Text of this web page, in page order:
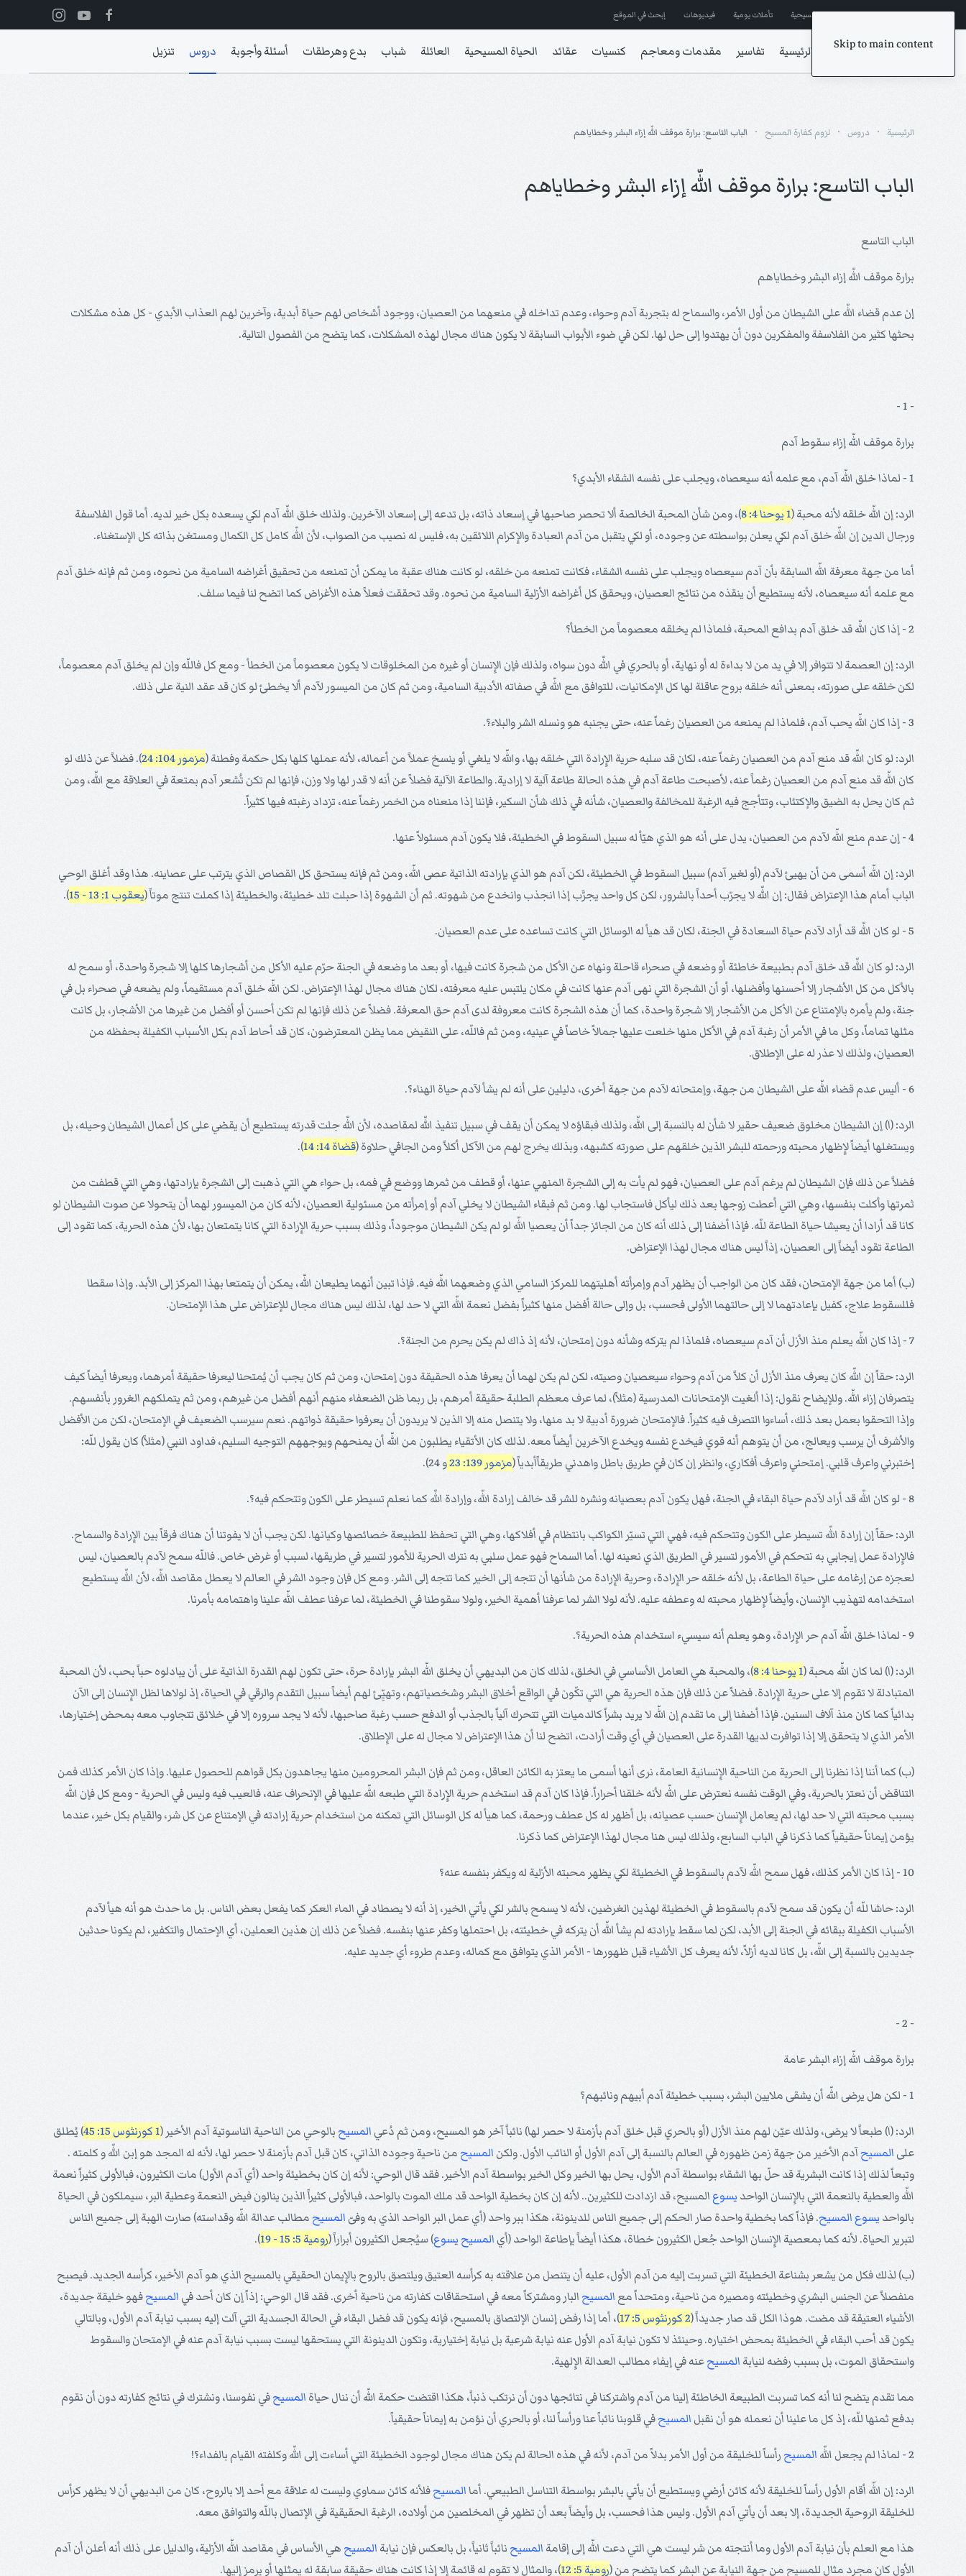
Skip to main content
إشترك في المراسلات ترانيم مسيحية تأملات يومية فيديوهات إبحث في الموقع
الرئيسية تفاسير مقدمات ومعاجم كنسيات عقائد الحياة المسيحية العائلة شباب بدع وهرطقات أسئلة وأجوبة دروس تنزيل
الرئيسية دروس لزوم كفارة المسيح الباب التاسع: برارة موقف اللّه إزاء البشر وخطاياهم
الباب التاسع: برارة موقف اللّه إزاء البشر وخطاياهم
الباب التاسع
برارة موقف اللّه إزاء البشر وخطاياهم
إن عدم قضاء اللّه على الشيطان من أول الأمر، والسماح له بتجربة آدم وحواء، وعدم تداخله في منعهما من العصيان، ووجود أشخاص لهم حياة أبدية، وآخرين لهم العذاب الأبدي - كل هذه مشكلات
بحثها كثير من الفلاسفة والمفكرين دون أن يهتدوا إلى حل لها. لكن في ضوء الأبواب السابقة لا يكون هناك مجال لهذه المشكلات، كما يتضح من الفصول التالية.
- 1 -
برارة موقف اللّه إزاء سقوط آدم
1 - لماذا خلق اللّه آدم، مع علمه أنه سيعصاه، ويجلب على نفسه الشقاء الأبدي؟
الرد: إن اللّه خلقه لأنه محبة (1 يوحنا 4: 8
)، ومن شأن المحبة الخالصة ألا تحصر صاحبها في إسعاد ذاته، بل تدعه إلى إسعاد الآخرين. ولذلك خلق اللّه آدم لكي يسعده بكل خير لديه. أما قول الفلاسفة
ورجال الدين إن اللّه خلق آدم لكي يعلن بواسطته عن وجوده، أو لكي يتقبل من آدم العبادة والإِكرام اللائقين به، فليس له نصيب من الصواب، لأن اللّه كامل كل الكمال ومستغن بذاته كل الإستغناء.
أما من جهة معرفة اللّه السابقة بأن آدم سيعصاه ويجلب على نفسه الشقاء، فكانت تمنعه من خلقه، لو كانت هناك عقبة ما يمكن أن تمنعه من تحقيق أغراضه السامية من نحوه، ومن ثم فإنه خلق آدم
مع علمه أنه سيعصاه، لأنه يستطيع أن ينقذه من نتائج العصيان، ويحقق كل أغراضه الأزلية السامية من نحوه. وقد تحققت فعلاً هذه الأغراض كما اتضح لنا فيما سلف.
2 - إذا كان اللّه قد خلق آدم بدافع المحبة، فلماذا لم يخلقه معصوماً من الخطأ؟
الرد: إن العصمة لا تتوافر إلا في يد من لا بداءة له أو نهاية، أو بالحري في اللّه دون سواه، ولذلك فإن الإِنسان أو غيره من المخلوقات لا يكون معصوماً من الخطأ - ومع كل فاللّه وإن لم يخلق آدم معصوماً،
لكن خلقه على صورته، بمعنى أنه خلقه بروح عاقلة لها كل الإمكانيات، للتوافق مع اللّه في صفاته الأدبية السامية، ومن ثم كان من الميسور لآدم ألا يخطئ لو كان قد عقد النية على ذلك.
3 - إذا كان اللّه يحب آدم، فلماذا لم يمنعه من العصيان رغماً عنه، حتى يجنبه هو ونسله الشر والبلاء؟.
الرد: لو كان اللّه قد منع آدم من العصيان رغماً عنه، لكان قد سلبه حرية الإِرادة التي خلقه بها، واللّه لا يلغي أو ينسخ عملاً من أعماله، لأنه عملها كلها بكل حكمة وفطنة (مزمور 104: 24
). فضلاً عن ذلك لو
كان اللّه قد منع آدم من العصيان رغماً عنه، لأصبحت طاعة آدم في هذه الحالة طاعة آلية لا إرادية. والطاعة الآلية فضلاً عن أنه لا قدر لها ولا وزن، فإنها لم تكن تُشعر آدم بمتعة في العلاقة مع اللّه، ومن
ثم كان يحل به الضيق والإكتئاب، وتتأجج فيه الرغبة للمخالفة والعصيان، شأنه في ذلك شأن السكير، فإننا إذا منعناه من الخمر رغماً عنه، تزداد رغبته فيها كثيراً.
4 - إن عدم منع اللّه لآدم من العصيان، يدل على أنه هو الذي هيّأ له سبيل السقوط في الخطيئة، فلا يكون آدم مسئولاً عنها.
الرد: إن اللّه أسمى من أن يهيئ لآدم (أو لغير آدم) سبيل السقوط في الخطيئة، لكن آدم هو الذي بإرادته الذاتية عصى اللّه، ومن ثم فإنه يستحق كل القصاص الذي يترتب على عصاينه. هذا وقد أغلق الوحي
الباب أمام هذا الإعتراض فقال: إن اللّه لا يجرّب أحداً بالشرور، لكن كل واحد يجرَّب إذا انجذب وانخدع من شهوته. ثم أن الشهوة إذا حبلت تلد خطيئة، والخطيئة إذا كملت تنتج موتاً (يعقوب 1: 13 - 15 ).
5 - لو كان اللّه قد أراد لآدم حياة السعادة في الجنة، لكان قد هيأ له الوسائل التي كانت تساعده على عدم العصيان.
الرد: لو كان اللّه قد خلق آدم بطبيعة خاطئة أو وضعه في صحراء قاحلة ونهاه عن الأكل من شجرة كانت فيها، أو بعد ما وضعه في الجنة حرّم عليه الأكل من أشجارها كلها إلا شجرة واحدة، أو سمح له
بالأكل من كل الأشجار إلا أحسنها وأفضلها، أو أن الشجرة التي نهى آدم عنها كانت في مكان يلتبس عليه معرفته، لكان هناك مجال لهذا الإعتراض. لكن اللّه خلق آدم مستقيماً، ولم يضعه في صحراء بل في
جنة، ولم يأمره بالإمتناع عن الأكل من الأشجار إلا شجرة واحدة، كما أن هذه الشجرة كانت معروفة لدى آدم حق المعرفة. فضلاً عن ذلك فإنها لم تكن أحسن أو أفضل من غيرها من الأشجار، بل كانت
مثلها تماماً، وكل ما في الأمر أن رغبة آدم في الأكل منها خلعت عليها جمالاً خاصاً في عينيه، ومن ثم فاللّه، على النقيض مما يظن المعترضون، كان قد أحاط آدم بكل الأسباب الكفيلة بحفظه من
العصيان، ولذلك لا عذر له على الإطلاق.
6 - أليس عدم قضاء اللّه على الشيطان من جهة، وإمتحانه لآدم من جهة أخرى، دليلين على أنه لم يشأ لآدم حياة الهناء؟.
الرد: (ا) إن الشيطان مخلوق ضعيف حقير لا شأن له بالنسبة إلى اللّه، ولذلك فبقاؤه لا يمكن أن يقف في سبيل تنفيذ اللّه لمقاصده، لأن اللّه جلت قدرته يستطيع أن يقضي على كل أعمال الشيطان وحيله، بل
ويستغلها أيضاً لإِظهار محبته ورحمته للبشر الذين خلقهم على صورته كشبهه، وبذلك يخرج لهم من الآكل أكلاً ومن الجافي حلاوة (قضاة 14: 14 ).
فضلاً عن ذلك فإن الشيطان لم يرغم آدم على العصيان، فهو لم يأت به إلى الشجرة المنهي عنها، أو قطف من ثمرها ووضع في فمه، بل حواء هي التي ذهبت إلى الشجرة بإرادتها، وهي التي قطفت من
ثمرتها وأكلت بنفسها، وهي التي أعطت زوجها بعد ذلك ليأكل فاستجاب لها. ومن ثم فبقاء الشيطان لا يخلي آدم أو إمرأته من مسئولية العصيان، لأنه كان من الميسور لهما أن يتحولا عن صوت الشيطان لو
كانا قد أرادا أن يعيشا حياة الطاعة للّه. فإذا أضفنا إلى ذلك أنه كان من الجائز جداً أن يعصيا اللّه لو لم يكن الشيطان موجوداً، وذلك بسبب حرية الإِرادة التي كانا يتمتعان بها، لأن هذه الحرية، كما تقود إلى
الطاعة تقود أيضاً إلى العصيان، إذاً ليس هناك مجال لهذا الإعتراض.
(ب) أما من جهة الإمتحان، فقد كان من الواجب أن يظهر آدم وإمرأته أهليتهما للمركز السامي الذي وضعهما اللّه فيه. فإذا تبين أنهما يطيعان اللّه، يمكن أن يتمتعا بهذا المركز إلى الأبد. وإذا سقطا
فللسقوط علاج، كفيل بإعادتهما لا إلى حالتهما الأولى فحسب، بل وإلى حالة أفضل منها كثيراً بفضل نعمة اللّه التي لا حد لها، لذلك ليس هناك مجال للإعتراض على هذا الإمتحان.
7 - إذا كان اللّه يعلم منذ الأزل أن آدم سيعصاه، فلماذا لم يتركه وشأنه دون إمتحان، لأنه إذ ذاك لم يكن يحرم من الجنة؟.
الرد: حقاً إن اللّه كان يعرف منذ الأزل أن كلاً من آدم وحواء سيعصيان وصيته، لكن لم يكن لهما أن يعرفا هذه الحقيقة دون إمتحان، ومن ثم كان يجب أن يُمتحنا ليعرفا حقيقة أمرهما، ويعرفا أيضاً كيف
يتصرفان إزاء اللّه. وللإيضاح نقول: إذا ألغيت الإمتحانات المدرسية (مثلاً)، لما عرف معظم الطلبة حقيقة أمرهم، بل ربما ظن الضعفاء منهم أنهم أفضل من غيرهم، ومن ثم يتملكهم الغرور بأنفسهم.
وإذا التحقوا بعمل بعد ذلك، أساءوا التصرف فيه كثيراً. فالإمتحان ضرورة أدبية لا بد منها، ولا يتنصل منه إلا الذين لا يريدون أن يعرفوا حقيقة ذواتهم. نعم سيرسب الضعيف في الإمتحان، لكن من الأفضل
والأشرف أن يرسب ويعالج، من أن يتوهم أنه قوي فيخدع نفسه ويخدع الآخرين أيضاً معه. لذلك كان الأتقياء يطلبون من اللّه أن يمنحهم ويوجههم التوجيه السليم، فداود النبي (مثلاً) كان يقول للّه:
إختبرني واعرف قلبي. إمتحني واعرف أفكاري، وانظر إن كان فيّ طريق باطل واهدني طريقاًأبدياً (مزمور 139: 23 و 24).
8 - لو كان اللّه قد أراد لآدم حياة البقاء في الجنة، فهل يكون آدم بعصيانه ونشره للشر قد خالف إرادة اللّه، وإرادة اللّه كما نعلم تسيطر على الكون وتتحكم فيه؟.
الرد: حقاً إن إرادة اللّه تسيطر على الكون وتتحكم فيه، فهي التي تسيّر الكواكب بانتظام في أفلاكها، وهي التي تحفظ للطبيعة خصائصها وكيانها. لكن يجب أن لا يفوتنا أن هناك فرقاً بين الإِرادة والسماح.
فالإِرادة عمل إيجابي به نتحكم في الأمور لتسير في الطريق الذي نعينه لها. أما السماح فهو عمل سلبي به نترك الحرية للأمور لتسير في طريقها، لسبب أو غرض خاص. فاللّه سمح لآدم بالعصيان، ليس
لعجزه عن إرغامه على حياة الطاعة، بل لأنه خلقه حر الإِرادة، وحرية الإِرادة من شأنها أن تتجه إلى الخير كما تتجه إلى الشر. ومع كل فإن وجود الشر في العالم لا يعطل مقاصد اللّه، لأن اللّه يستطيع
استخدامه لتهذيب الإِنسان، وأيضاً لإِظهار محبته له وعطفه عليه. لأنه لولا الشر لما عرفنا أهمية الخير، ولولا سقوطنا في الخطيئة، لما عرفنا عطف اللّه علينا واهتمامه بأمرنا.
9 - لماذا خلق اللّه آدم حر الإِرادة، وهو يعلم أنه سيسيء استخدام هذه الحرية؟.
الرد: (ا) لما كان اللّه محبة (1 يوحنا 4: 8
)، والمحبة هي العامل الأساسي في الخلق، لذلك كان من البديهي أن يخلق اللّه البشر بإرادة حرة، حتى تكون لهم القدرة الذاتية على أن يبادلوه حباً بحب، لأن المحبة
المتبادلة لا تقوم إلا على حرية الإِرادة. فضلاً عن ذلك فإن هذه الحرية هي التي تكّون في الواقع أخلاق البشر وشخصياتهم، وتهيِّئ لهم أيضاً سبيل التقدم والرقي في الحياة، إذ لولاها لظل الإِنسان إلى الآن
بدائياً كما كان منذ آلاف السنين. فإذا أضفنا إلى ما تقدم إن اللّه لا يريد بشراً كالدميات التي تتحرك آلياً بالجذب أو الدفع حسب رغبة صاحبها، لأنه لا يجد سروره إلا في خلائق تتجاوب معه بمحض إختيارها،
الأمر الذي لا يتحقق إلا إذا توافرت لديها القدرة على العصيان في أي وقت أرادت، اتضح لنا أن هذا الإعتراض لا مجال له على الإِطلاق.
(ب) كما أننا إذا نظرنا إلى الحرية من الناحية الإِنسانية العامة، نرى أنها أسمى ما يعتز به الكائن العاقل، ومن ثم فإن البشر المحرومين منها يجاهدون بكل قواهم للحصول عليها. وإذا كان الأمر كذلك فمن
التناقض أن نعتز بالحرية، وفي الوقت نفسه نعترض على اللّه لأنه خلقنا أحراراً. فإذا كان آدم قد استخدم حرية الإِرادة التي طبعه اللّه عليها في الإنحراف عنه، فالعيب فيه وليس في الحرية - ومع كل فإن اللّه
بسبب محبته التي لا حد لها، لم يعامل الإِنسان حسب عصيانه، بل أظهر له كل عطف ورحمة، كما هيأ له كل الوسائل التي تمكنه من استخدام حرية إرادته في الإمتناع عن كل شر، والقيام بكل خير، عندما
يؤمن إيماناً حقيقياً كما ذكرنا في الباب السابع، ولذلك ليس هنا مجال لهذا الإعتراض كما ذكرنا.
10 - إذا كان الأمر كذلك، فهل سمح اللّه لآدم بالسقوط في الخطيئة لكي يظهر محبته الأزلية له ويكفر بنفسه عنه؟
الرد: حاشا للّه أن يكون قد سمح لآدم بالسقوط في الخطيئة لهذين الغرضين، لأنه لا يسمح بالشر لكي يأتي الخير، إذ أنه لا يصطاد في الماء العكر كما يفعل بعض الناس. بل ما حدث هو أنه هيأ لآدم
الأسباب الكفيلة ببقائه في الجنة إلى الأبد، لكن لما سقط بإرادته لم يشأ اللّه أن يتركه في خطيئته، بل احتملها وكفر عنها بنفسه. فضلاً عن ذلك إن هذين العملين، أي الإحتمال والتكفير، لم يكونا حدثين
جديدين بالنسبة إلى اللّه، بل كانا لديه أزلاً، لأنه يعرف كل الأشياء قبل ظهورها - الأمر الذي يتوافق مع كماله، وعدم طروء أي جديد عليه.
- 2 -
برارة موقف اللّه إزاء البشر عامة
1 - لكن هل يرضى اللّه أن يشقى ملايين البشر، بسبب خطيئة آدم أبيهم ونائبهم؟
الرد: (ا) طبعاً لا يرضى، ولذلك عيّن لهم منذ الأزل (أو بالحري قبل خلق آدم بأزمنة لا حصر لها) نائباً آخر هو المسيح، ومن ثم دُعي المسيح بالوحي من الناحية الناسوتية آدم الأخير (1 كورنثوس 15: 45
) يُطلق
على المسيحآدم الأخير من جهة زمن ظهوره في العالم بالنسبة إلى آدم الأول أو النائب الأول. ولكن المسيح من ناحية وجوده الذاتي، كان قبل آدم بأزمنة لا حصر لها، لأنه له المجد هو إبن اللّه و كلمته .
وتبعاً لذلك إذا كانت البشرية قد حلّ بها الشقاء بواسطة آدم الأول، يحل بها الخير وكل الخير بواسطة آدم الأخير. فقد قال الوحي: لأنه إن كان بخطيئة واحد (أي آدم الأول) مات الكثيرون، فبالأولى كثيراً نعمة
اللّه والعطية بالنعمة التي بالإِنسان الواحد يسوع المسيح، قد ازدادت للكثيرين.. لأنه إن كان بخطية الواحد قد ملك الموت بالواحد، فبالأولى كثيراً الذين ينالون فيض النعمة وعطية البر، سيملكون في الحياة
بالواحد يسوع المسيح. فإذاً كما بخطية واحدة صار الحكم إلى جميع الناس للدينونة، هكذا ببر واحد (أي عمل البر الواحد الذي به وفىّ المسيح مطالب عدالة اللّه وقداسته) صارت الهبة إلى جميع الناس
لتبرير الحياة. لأنه كما بمعصية الإِنسان الواحد جُعل الكثيرون خطاة، هكذا أيضاً بإطاعة الواحد (أي المسيح يسوع) سيُجعل الكثيرون أبراراً (رومية 5: 15 - 19 ).
(ب) لذلك فكل من يشعر بشناعة الخطيئة التي تسربت إليه من آدم الأول، عليه أن يتنصل من علاقته به كرأسه العتيق ويلتصق بالروح بالإِيمان الحقيقي بالمسيح الذي هو آدم الأخير، كرأسه الجديد. فيصبح
منفصلاً عن الجنس البشري وخطيئته ومصيره من ناحية، ومتحداً مع المسيح البار ومشتركاً معه في استحقاقات كفارته من ناحية أخرى. فقد قال الوحي: إذاً إن كان أحد في المسيحفهو خليقة جديدة،
الأشياء العتيقة قد مضت. هوذا الكل قد صار جديداً (2 كورنثوس 5: 17
)، أما إذا رفض إنسان الإلتصاق بالمسيح، فإنه يكون قد فضل البقاء في الحالة الجسدية التي آلت إليه بسبب نيابة آدم الأول، وبالتالي
يكون قد أحب البقاء في الخطيئة بمحض اختياره. وحينئذ لا تكون نيابة آدم الأول عنه نيابة شرعية بل نيابة إختيارية، وتكون الدينونة التي يستحقها ليست بسبب نيابة آدم عنه في الإمتحان والسقوط
واستحقاق الموت، بل بسبب رفضه لنيابة المسيحعنه في إيفاء مطالب العدالة الإِلهية.
مما تقدم يتضح لنا أنه كما تسربت الطبيعة الخاطئة إلينا من آدم واشتركنا في نتائجها دون أن نرتكب ذنباً، هكذا اقتضت حكمة اللّه أن ننال حياة المسيحفي نفوسنا، ونشترك في نتائج كفارته دون أن نقوم
بدفع ثمنها للّه، إذ كل ما علينا أن نعمله هو أن نقبل المسيحفي قلوبنا نائباً عنا ورأساً لنا، أو بالحري أن نؤمن به إيماناً حقيقياً.
2 - لماذا لم يجعل اللّه المسيحرأساً للخليقة من أول الأمر بدلاً من آدم، لأنه في هذه الحالة لم يكن هناك مجال لوجود الخطيئة التي أساءت إلى اللّه وكلفته القيام بالفداء؟!
الرد: إن اللّه أقام الأول رأساً للخليقة لأنه كائن أرضي ويستطيع أن يأتي بالبشر بواسطة التناسل الطبيعي. أماالمسيحفلأنه كائن سماوي وليست له علاقة مع أحد إلا بالروح، كان من البديهي أن لا يظهر كرأس
للخليقة الروحية الجديدة، إلا بعد أن يأتي آدم الأول. وليس هذا فحسب، بل وأيضاً بعد أن تظهر في المخلصين من أولاده، الرغبة الحقيقية في الإتصال باللّه والتوافق معه.
هذا مع العلم بأن نيابة آدم الأول وما أنتجته من شر ليست هي التي دعت اللّه إلى إقامة المسيحنائباً ثانياً، بل بالعكس فإن نيابة المسيح هي الأساس في مقاصد اللّه الأزلية، والدليل على ذلك أنه أعلن أن آدم
الأول كان مجرد مثال للمسيح من جهة النيابة عن البشر كما يتضح من (رومية 5: 12 )، والمثال لا تقوم له قائمة إلا إذا كانت هناك حقيقة سابقة له يمثلها أو يرمز إليها.